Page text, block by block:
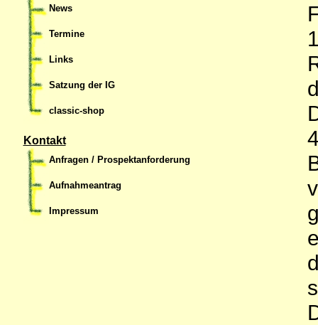
News
Termine
Links
Satzung der IG
classic-shop
Kontakt
Anfragen / Prospektanforderung
Aufnahmeantrag
Impressum